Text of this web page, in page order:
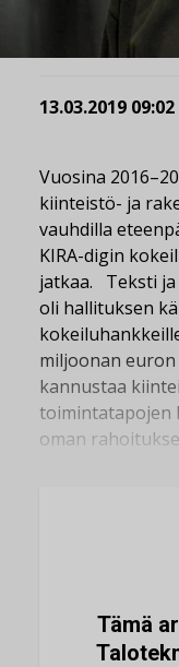
13.03.2019 09:02
Vuosina
kiinteistö- ja
vauhdilla
KIRA-digin
jatkaa. Teksti
oli hallituksen
miljoonan
kannustaa
toimintatapojen
oman
Tämä